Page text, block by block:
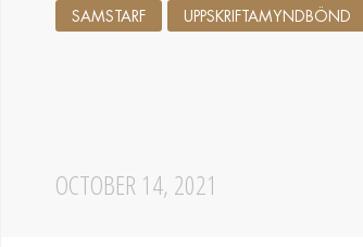
OCTOBER 14, 2021
SAMSTARF UPPSKRIFTAMYNDBÖND